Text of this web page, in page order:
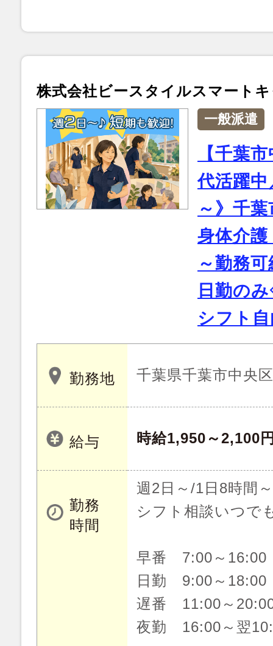
株式会社ビースタイルスマート
一般派遣
【千葉
代活躍
～》千
身体介
～勤務
日勤の
シフト
勤務地 千葉県千葉市中央
給与 時給1,950～2,100
勤務
時間
週2日～/1日8時間
シフト相談いつで
早番 7:00～16:00
日勤 9:00～18:00
遅番 11:00～
夜勤 16:00～翌